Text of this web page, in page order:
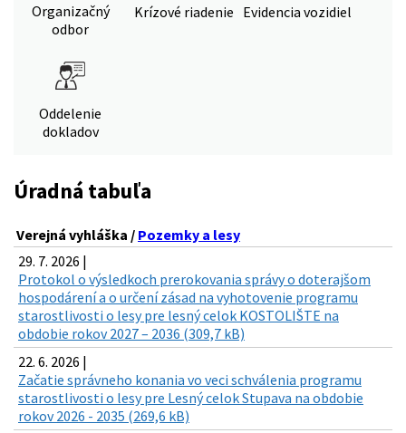
Organizačný
odbor
Krízové riadenie Evidencia vozidiel
Oddelenie
dokladov
Úradná tabuľa
Verejná vyhláška / Pozemky a lesy
29. 7. 2026 |
Protokol o výsledkoch prerokovania správy o doterajšom
hospodárení a o určení zásad na vyhotovenie programu
starostlivosti o lesy pre lesný celok KOSTOLIŠTE na
obdobie rokov 2027 – 2036 (309,7 kB)
22. 6. 2026 |
Začatie správneho konania vo veci schválenia programu
starostlivosti o lesy pre Lesný celok Stupava na obdobie
rokov 2026 - 2035 (269,6 kB)